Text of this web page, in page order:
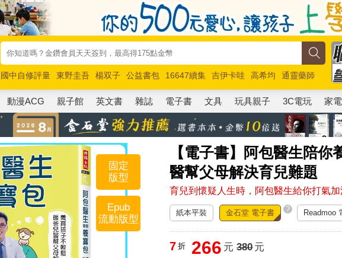
國中自修評量 東野圭吾 楊双子 公益書包 16647續集 吉伊卡哇 高希均
通靈藥師
唯紅花綻放
奧德賽 路邊攤新作 馬斯克 玩具總動員5 超慢跑
動漫ACG 親子館 英文書 雜誌 電子書 文具 玩具親子 3C電玩 家電
【電子書】阿包醫生陪
醫幫父母解決育兒難題
育兒到懷疑人生時，阿包醫生給你打氣
固定
版型
Epub
流動版型
紙本平裝 金石堂 電子書 ? Readmoo
7 折 266 元 380元